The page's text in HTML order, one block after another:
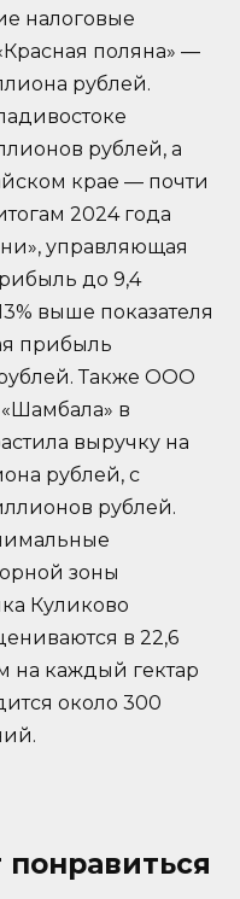
налоговые
поляна» —
рублей.
рублей, а
крае — почти
2024 года
управляющая
до 9,4
выше показателя
прибыль
Также ООО
в
выручку на
рублей, с
рублей.
зоны
Куликово
в 22,6
на каждый гектар
около 300